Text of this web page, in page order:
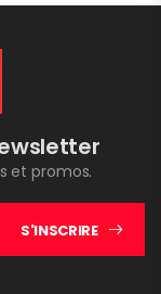
et promos.
S'INSCRIRE